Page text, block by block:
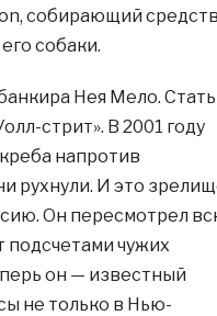
собирающий
собаки.
Нея Мело. Стать
стрит». В 2001 году
напротив
рухнули. И это
Он пересмотрел
подсчетами чужих
он — известный
не только в Нью-